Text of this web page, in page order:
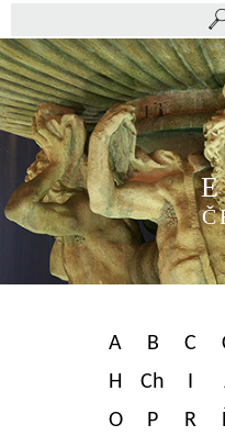
A B C
H
Ch I
O
P R